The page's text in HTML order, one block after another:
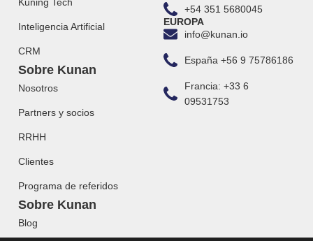
Kuning Tech
Inteligencia Artificial
CRM
Sobre Kunan
Nosotros
Partners y socios
RRHH
Clientes
Programa de referidos
Sobre Kunan
Blog
+54 351 5680045
EUROPA
info@kunan.io
España +56 9 75786186
Francia: +33 6
09531753